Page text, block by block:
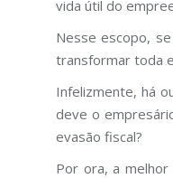
vida útil do
Nesse escopo,
transformar toda
Infelizmente, há
deve o
evasão fiscal?
Por ora, a